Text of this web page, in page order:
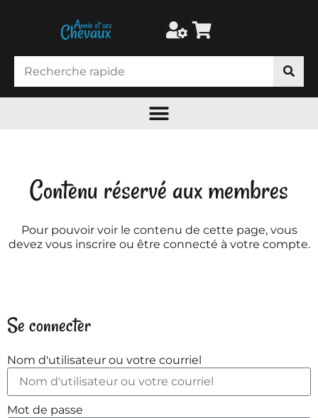
Contenu réservé aux membres
Pour pouvoir voir le contenu de cette page, vous
devez vous inscrire ou être connecté à votre compte.
Se connecter
Nom d'utilisateur ou votre courriel
Mot de passe